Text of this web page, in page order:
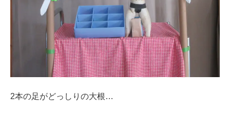
2本の足がどっしりの大根…